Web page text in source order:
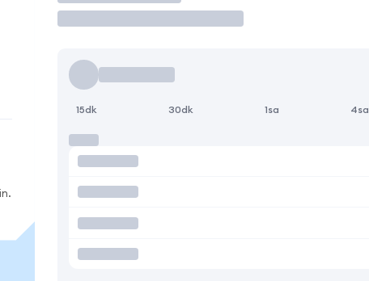
15dk 30dk 1sa 4sa